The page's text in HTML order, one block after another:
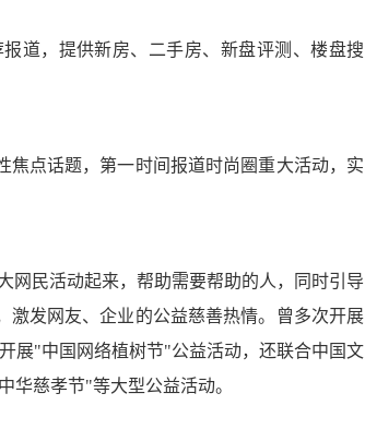
，提供新房、二手房、新盘评测、楼盘搜
点话题，第一时间报道时尚圈重大活动，实
民活动起来，帮助需要帮助的人，同时引导
激发网友、企业的公益慈善热情。曾多次开展
展"中国网络植树节"公益活动，还联合中国文
华慈孝节"等大型公益活动。